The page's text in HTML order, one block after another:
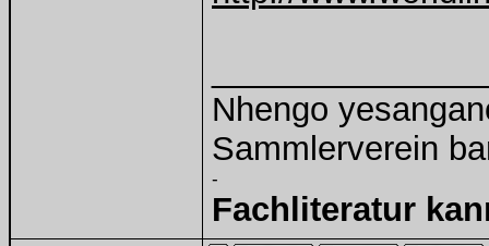
Nhengo
Sammlerverein
-
Fachliteratur